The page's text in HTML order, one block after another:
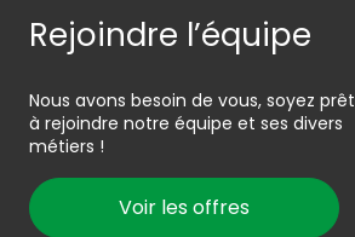
Rejoindre l’équipe
Nous avons besoin de vous, soyez prêt
à rejoindre notre équipe et ses divers
métiers !
Voir les offres